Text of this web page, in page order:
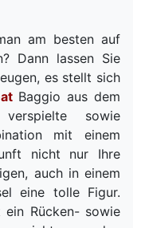
am besten auf
Dann lassen Sie
es stellt sich
Baggio aus dem
sowie
mit einem
nicht nur Ihre
auch in einem
eine tolle Figur.
Rücken- sowie